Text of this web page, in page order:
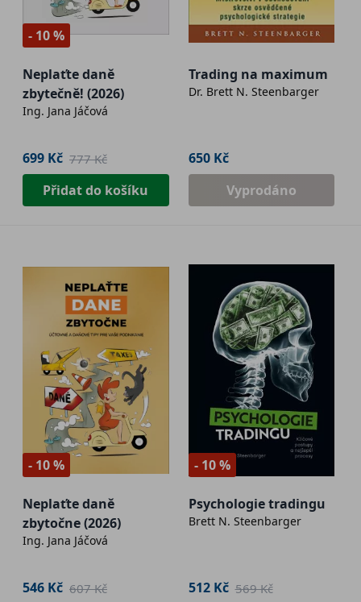
- 10 %
Neplaťte daně
zbytečně! (2026)
Ing. Jana Jáčová
699 Kč 777 Kč
Přidat do košíku
Trading na maximum
Dr. Brett N. Steenbarger
650 Kč
Vyprodáno
- 10 %
Neplaťte daně
zbytočne (2026)
Ing. Jana Jáčová
546 Kč 607 Kč
- 10 %
Psychologie tradingu
Brett N. Steenbarger
512 Kč 569 Kč